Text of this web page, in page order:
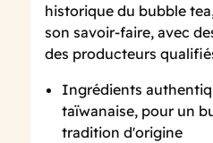
historique du bubble
son savoir-faire, avec
des producteurs
Ingrédients
taïwanaise, pour un
tradition d'origine